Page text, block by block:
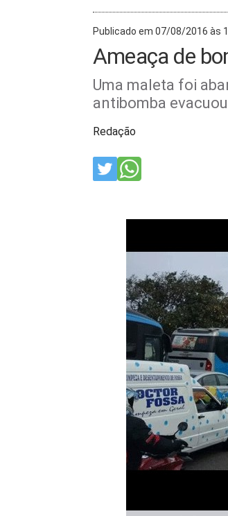
Publicado em 07/08/2016 às
Ameaça de
Uma maleta foi
antibomba
Redação